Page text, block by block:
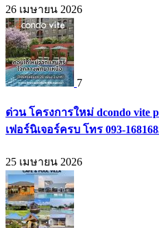
26 เมษายน 2026
7
ด่วน โครงการใหม่ dcondo vite
เฟอร์นิเจอร์ครบ โทร 093-
25 เมษายน 2026